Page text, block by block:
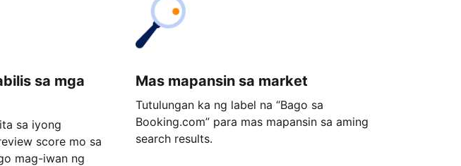
sa mga
sa iyong
score mo sa
mag-iwan ng
Mas mapansin sa market
Tutulungan ka ng label na “Bago sa
Booking.com” para mas mapansin sa aming
search results.